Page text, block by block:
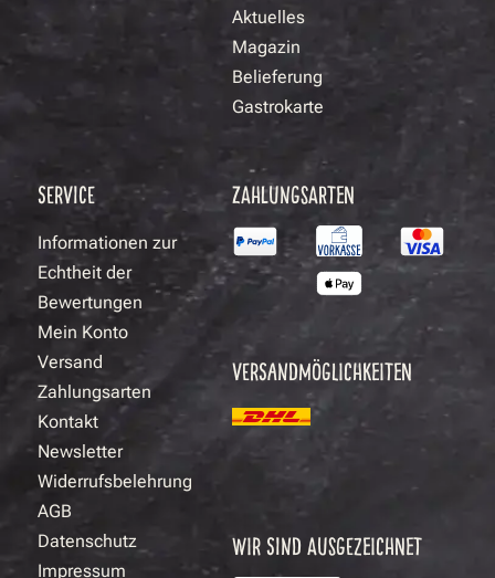
Aktuelles
Magazin
Belieferung
Gastrokarte
SERVICE
Informationen zur
Echtheit der
Bewertungen
Mein Konto
Versand
Zahlungsarten
Kontakt
Newsletter
Widerrufsbelehrung
AGB
Datenschutz
Impressum
ZAHLUNGSARTEN
VERSANDMÖGLICHKEITEN
WIR SIND AUSGEZEICHNET